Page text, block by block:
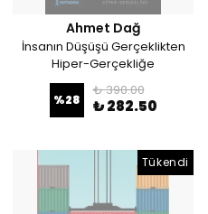
Ahmet Dağ
İnsanın Düşüşü Gerçeklikten
Hiper-Gerçekliğe
%28
₺ 390.00
₺ 282.50
Tükendi